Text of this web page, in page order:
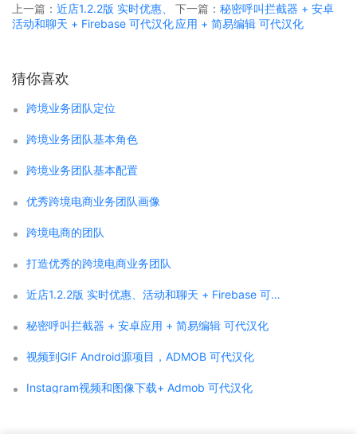
上一篇： 近店1.2.2版 实时优惠、
活动和聊天 + Firebase 可代汉化
下一篇： 秘密呼叫拦截器 + 安卓
应用 + 简易编辑 可代汉化
猜你喜欢
跨境业务团队定位
跨境业务团队基本角色
跨境业务团队基本配置
优秀跨境电商业务团队画像
跨境电商的团队
打造优秀的跨境电商业务团队
近店1.2.2版 实时优惠、活动和聊天 + Firebase 可代汉化
秘密呼叫拦截器 + 安卓应用 + 简易编辑 可代汉化
视频到GIF Android源项目，ADMOB 可代汉化
Instagram视频和图像下载+ Admob 可代汉化